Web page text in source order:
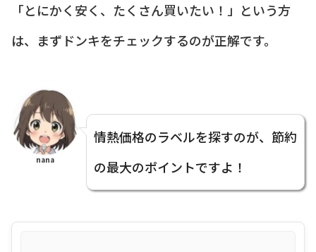
「とにかく安く、たくさん買いたい！」という方
は、まずドンキをチェックするのが正解です。
nana
情熱価格のラベルを探すのが、節約
の最大のポイントですよ！